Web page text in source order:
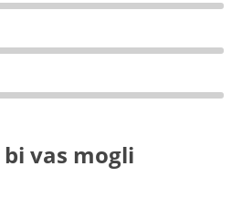
vas mogli